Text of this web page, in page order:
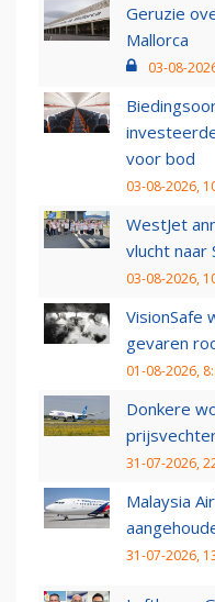
Geruzie
Mallorca
03-08-
voor bod
03-08-2026,
WestJet
vlucht naar
03-08-2026,
VisionSafe
gevaren
01-08-2026,
Donkere
31-07-2026,
Malaysia
31-07-2026,